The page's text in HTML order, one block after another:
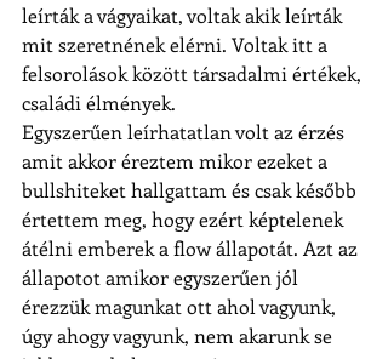
leírták a vágyaikat, voltak akik leírták
mit szeretnének elérni. Voltak itt a
felsorolások között társadalmi értékek,
családi élmények.
Egyszerűen leírhatatlan volt az érzés
amit akkor éreztem mikor ezeket a
bullshiteket hallgattam és csak később
értettem meg, hogy ezért képtelenek
átélni emberek a flow állapotát. Azt az
állapotot amikor egyszerűen jól
érezzük magunkat ott ahol vagyunk,
úgy ahogy vagyunk, nem akarunk se